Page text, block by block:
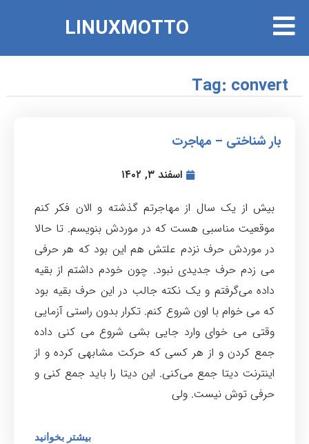
LINUXMOTTO
Tag: convert
بار شناختی – مهاجرت
اسفند ۳, ۱۴۰۲
بیش از یک سال از مهاجرتم گذشته و الان فکر کنم
موقعیت مناسبی هست که در موردش بنویسم. تا حالا
در موردش حرف نزدم علتش هم این بود که هر حرفی
می زدم حرف جدیدی نبود. چون خودم داشتم از بقیه
داده می‌گرفتم و یک نکته جالب در این حرف بقیه بود
که می خوام با اون شروع کنم. تکرار بدون راستی آزمایی
وقتی می خوای وارد جایی بشی شروع می کنی داده
جمع کردن و از هر کسی که حرکت مشابهی کرده و از
اینترنت دیتا جمع می‌کنی. این دیتا را باید جمع کنی و
حرفی توش نیست. ولی
بیشتر بخوانید